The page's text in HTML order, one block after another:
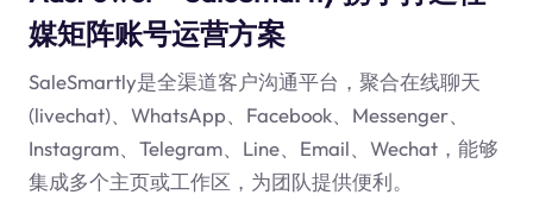
媒矩阵账号运营方案
SaleSmartly是全渠道客户沟通平台，聚合在线聊天
(livechat)、WhatsApp、Facebook、Messenger、
Instagram、Telegram、Line、Email、Wechat，能够
集成多个主页或工作区，为团队提供便利。